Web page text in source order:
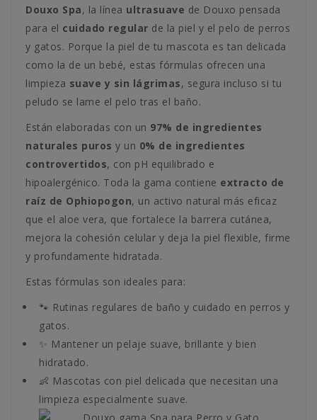
Douxo Spa, la línea ultrasuave de Douxo pensada
para el cuidado regular de la piel y el pelo de perros
y gatos. Porque la piel de tu mascota es tan delicada
como la de un bebé, estas fórmulas ofrecen una
limpieza suave y sin lágrimas, segura incluso si tu
peludo se lame el pelo tras el baño.
Están elaboradas con un 97% de ingredientes
naturales puros y un 0% de ingredientes
controvertidos, con pH equilibrado e
hipoalergénico. Toda la gama contiene extracto de
raíz de Ophiopogon, un activo natural más eficaz
que el aloe vera, que fortalece la barrera cutánea,
mejora la cohesión celular y deja la piel flexible, firme
y profundamente hidratada.
Estas fórmulas son ideales para:
🐾 Rutinas regulares de baño y cuidado en perros y
gatos.
✨ Mantener un pelaje suave, brillante y bien
hidratado.
👶 Mascotas con piel delicada que necesitan una
limpieza especialmente suave.